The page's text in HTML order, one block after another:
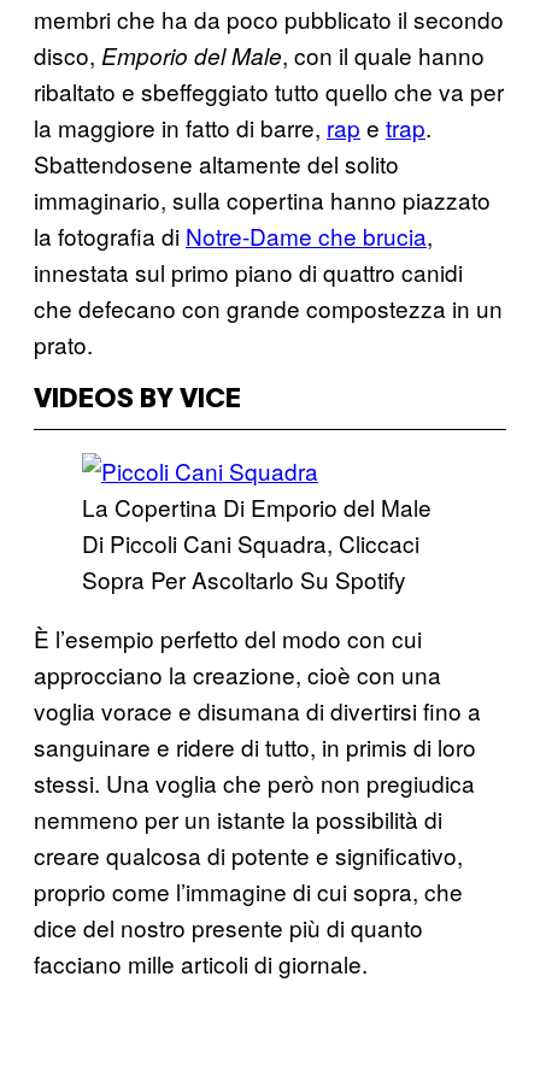
membri che ha da poco pubblicato il secondo
disco, Emporio del Male, con il quale hanno
ribaltato e sbeffeggiato tutto quello che va per
la maggiore in fatto di barre, rap e trap.
Sbattendosene altamente del solito
immaginario, sulla copertina hanno piazzato
la fotografia di Notre-Dame che brucia,
innestata sul primo piano di quattro canidi
che defecano con grande compostezza in un
prato.
VIDEOS BY VICE
La Copertina Di Emporio del Male
Di Piccoli Cani Squadra, Cliccaci
Sopra Per Ascoltarlo Su Spotify
È l’esempio perfetto del modo con cui
approcciano la creazione, cioè con una
voglia vorace e disumana di divertirsi fino a
sanguinare e ridere di tutto, in primis di loro
stessi. Una voglia che però non pregiudica
nemmeno per un istante la possibilità di
creare qualcosa di potente e significativo,
proprio come l’immagine di cui sopra, che
dice del nostro presente più di quanto
facciano mille articoli di giornale.